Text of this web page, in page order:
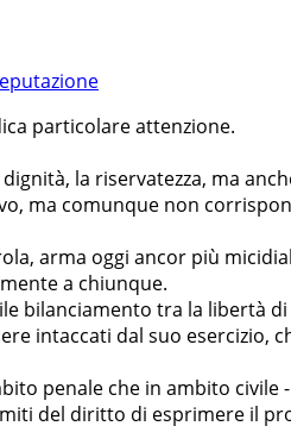
particolare attenzione.
la riservatezza, ma
ma comunque non
arma oggi ancor più
a chiunque.
bilanciamento tra la libertà
intaccati dal suo esercizio,
penale che in ambito
del diritto di esprimere il